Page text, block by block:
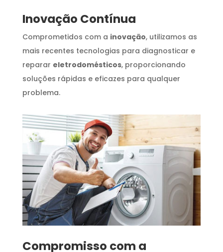
Inovação Contínua
Comprometidos com a inovação, utilizamos as
mais recentes tecnologias para diagnosticar e
reparar eletrodomésticos, proporcionando
soluções rápidas e eficazes para qualquer
problema.
Compromisso com a